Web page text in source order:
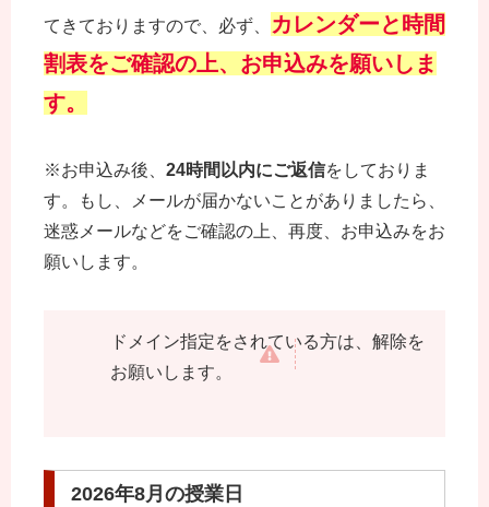
てきておりますので、必ず、
カレンダーと時間
割表をご確認の上、お申込みを願いしま
す。
※お申込み後、 24時間以内にご返信をしておりま
す。もし、メールが届かないことがありましたら、
迷惑メールなどをご確認の上、再度、お申込みをお
願いします。
ドメイン指定をされている方は、解除を
お願いします。
2026年8月の授業日